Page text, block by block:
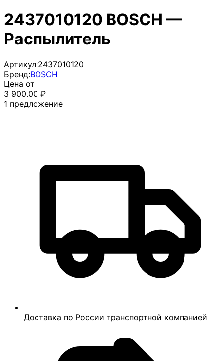
2437010120 BOSCH —
Распылитель
Артикул:2437010120
Бренд:BOSCH
Цена от
3 900.00 ₽
1 предложение
Доставка по России транспортной компанией